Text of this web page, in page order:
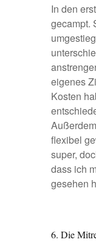
In den
gecampt.
eigenes
Kosten
flexibel
super,
dass ich
gesehen
6. Die